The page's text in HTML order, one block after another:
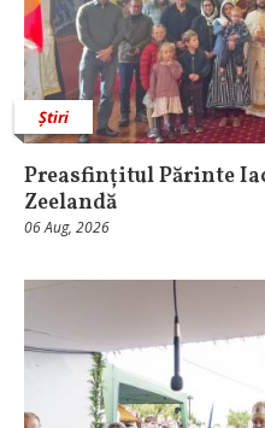
Știri
Preasfințitul Părinte
Zeelandă
06 Aug, 2026